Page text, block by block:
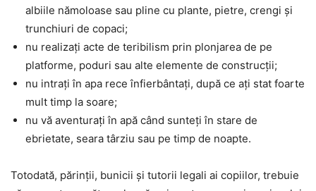
albiile nămoloase sau pline cu plante, pietre, crengi şi
trunchiuri de copaci;
nu realizaţi acte de teribilism prin plonjarea de pe
platforme, poduri sau alte elemente de construcţii;
nu intraţi în apa rece înfierbântaţi, după ce aţi stat foarte
mult timp la soare;
nu vă aventuraţi în apă când sunteţi în stare de
ebrietate, seara târziu sau pe timp de noapte.
Totodată, părinţii, bunicii şi tutorii legali ai copiilor, trebuie